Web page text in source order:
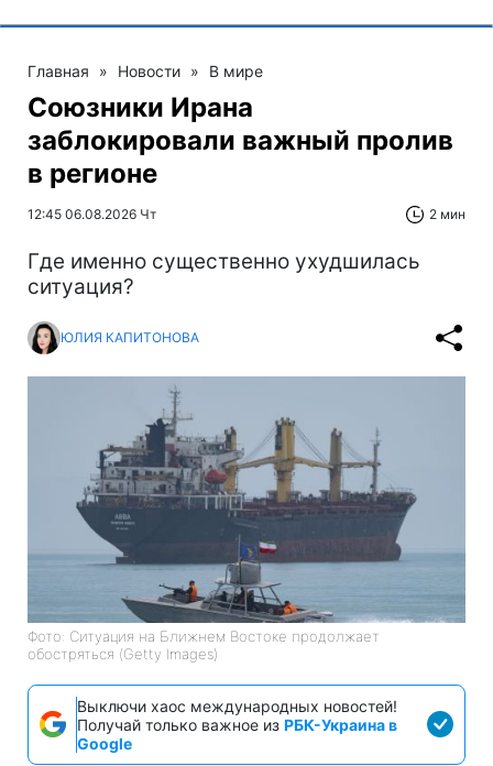
Главная » Новости » В мире
Союзники Ирана
заблокировали важный пролив
в регионе
12:45 06.08.2026 Чт 2 мин
Где именно существенно ухудшилась
ситуация?
ЮЛИЯ КАПИТОНОВА
Фото: Ситуация на Ближнем Востоке продолжает
обостряться (Getty Images)
Выключи хаос международных новостей!
Получай только важное из РБК-Украина в
Google